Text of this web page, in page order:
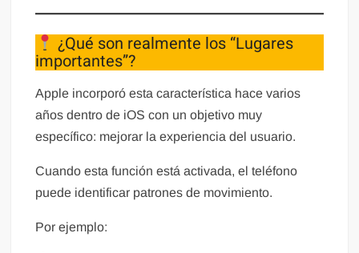
¿Qué son realmente los “Lugares
importantes”?
Apple incorporó esta característica hace varios
años dentro de iOS con un objetivo muy
específico: mejorar la experiencia del usuario.
Cuando esta función está activada, el teléfono
puede identificar patrones de movimiento.
Por ejemplo: